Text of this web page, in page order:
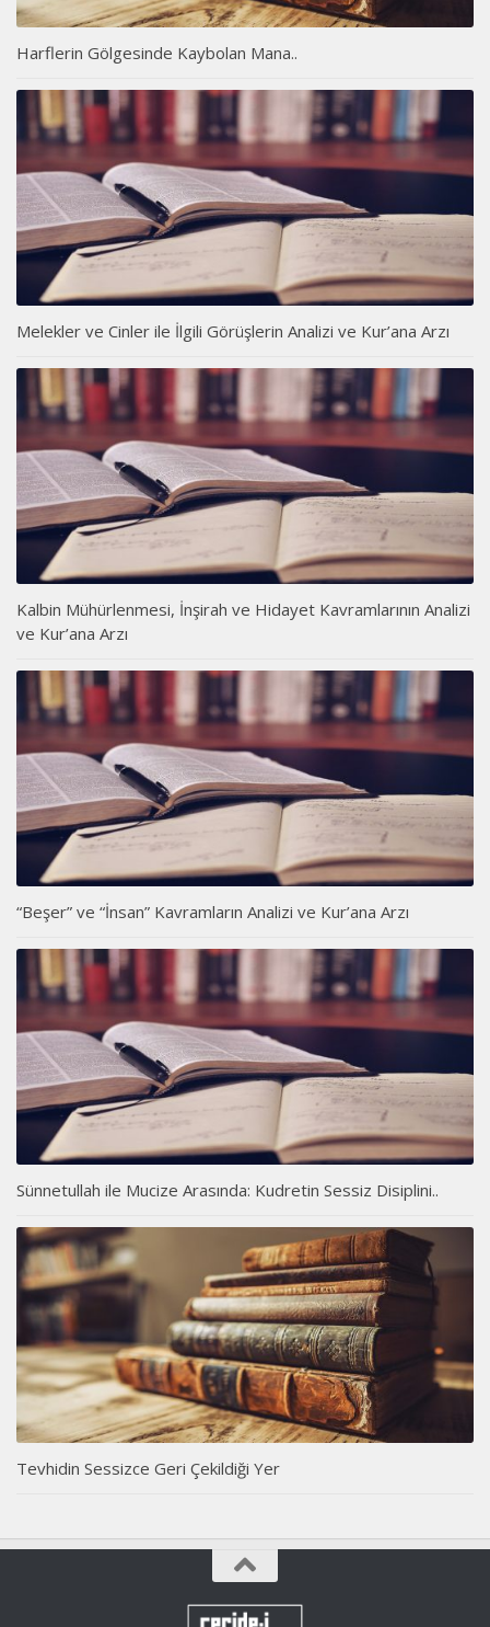
Harflerin Gölgesinde Kaybolan Mana..
Melekler ve Cinler ile İlgili Görüşlerin Analizi ve Kur’ana Arzı
Kalbin Mühürlenmesi, İnşirah ve Hidayet Kavramlarının Analizi
ve Kur’ana Arzı
“Beşer” ve “İnsan” Kavramların Analizi ve Kur’ana Arzı
Sünnetullah ile Mucize Arasında: Kudretin Sessiz Disiplini..
Tevhidin Sessizce Geri Çekildiği Yer